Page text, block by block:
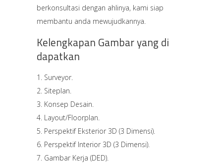
berkonsultasi dengan ahlinya, kami siap
membantu anda mewujudkannya.
Kelengkapan Gambar yang di
dapatkan
Surveyor.
Siteplan.
Konsep Desain.
Layout/Floorplan.
Perspektif Eksterior 3D (3 Dimensi).
Perspektif Interior 3D (3 Dimensi).
Gambar Kerja (DED).